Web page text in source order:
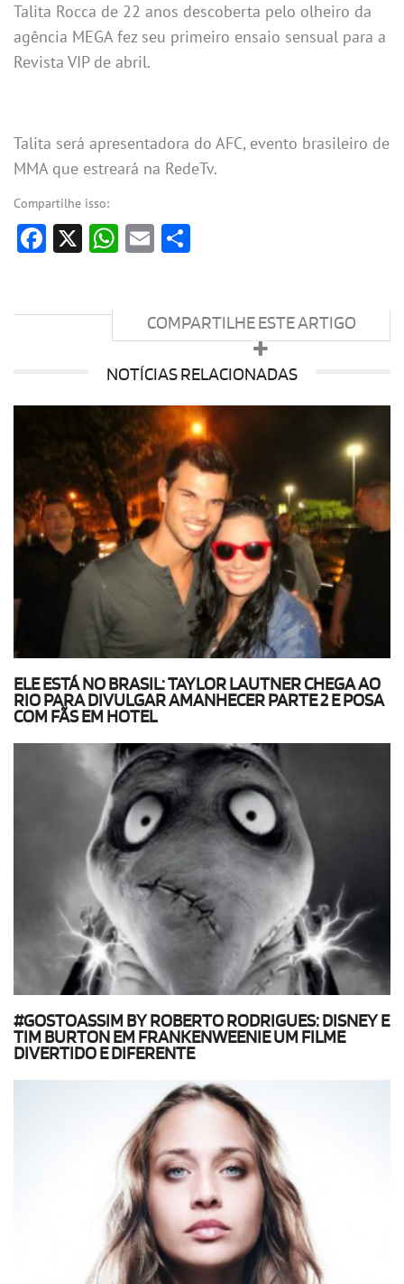
Talita Rocca de 22 anos descoberta pelo olheiro da
agência MEGA fez seu primeiro ensaio sensual para a
Revista VIP de abril.
Talita será apresentadora do AFC, evento brasileiro de
MMA que estreará na RedeTv.
Compartilhe isso:
Facebook
X WhatsApp
Email
COMPARTILHE ESTE ARTIGO
NOTÍCIAS RELACIONADAS
ELE ESTÁ NO BRASIL: TAYLOR LAUTNER CHEGA AO
RIO PARA DIVULGAR AMANHECER PARTE 2 E POSA
COM FÃS EM HOTEL
#GOSTOASSIM BY ROBERTO RODRIGUES: DISNEY E
TIM BURTON EM FRANKENWEENIE UM FILME
DIVERTIDO E DIFERENTE